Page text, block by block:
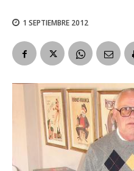
1 SEPTIEMBRE 2012